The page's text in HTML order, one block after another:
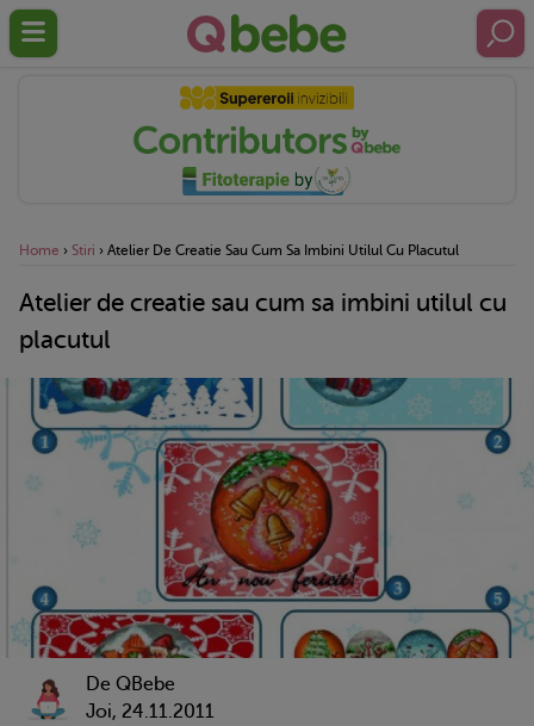
Home › Stiri › Atelier De Creatie Sau Cum Sa Imbini Utilul Cu Placutul
Atelier de creatie sau cum sa imbini utilul cu
placutul
De QBebe
Joi, 24.11.2011